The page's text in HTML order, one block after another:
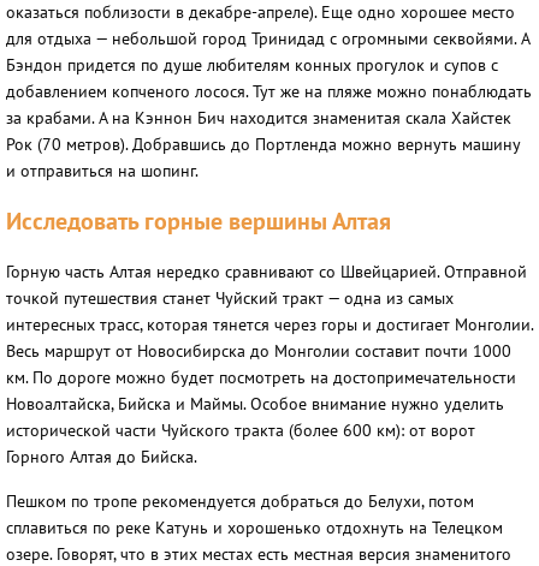
оказаться поблизости в декабре-апреле). Еще одно хорошее место
для отдыха — небольшой город Тринидад с огромными секвойями. А
Бэндон придется по душе любителям конных прогулок и супов с
добавлением копченого лосося. Тут же на пляже можно понаблюдать
за крабами. А на Кэннон Бич находится знаменитая скала Хайстек
Рок (70 метров). Добравшись до Портленда можно вернуть машину
и отправиться на шопинг.
Исследовать горные вершины Алтая
Горную часть Алтая нередко сравнивают со Швейцарией. Отправной
точкой путешествия станет Чуйский тракт — одна из самых
интересных трасс, которая тянется через горы и достигает Монголии.
Весь маршрут от Новосибирска до Монголии составит почти 1000
км. По дороге можно будет посмотреть на достопримечательности
Новоалтайска, Бийска и Маймы. Особое внимание нужно уделить
исторической части Чуйского тракта (более 600 км): от ворот
Горного Алтая до Бийска.
Пешком по тропе рекомендуется добраться до Белухи, потом
сплавиться по реке Катунь и хорошенько отдохнуть на Телецком
озере. Говорят, что в этих местах есть местная версия знаменитого